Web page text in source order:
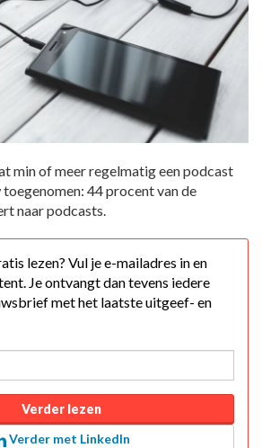
min of meer regelmatig een podcast
44 procent van de
naar podcasts.
lezen? Vul je e-mailadres in en
Je ontvangt dan tevens iedere
met het laatste uitgeef- en
Verder lezen
Verder met LinkedIn